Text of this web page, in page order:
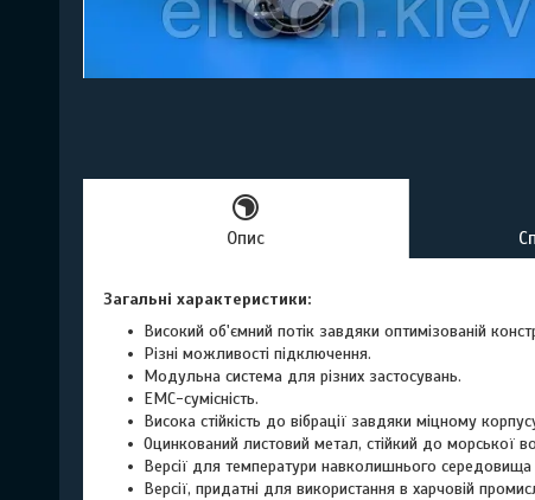
Опис
Загальні характеристики:
Високий об'ємний потік завдяки оптимізованій
Різні можливості підключення.
Модульна система для різних застосувань.
ЕМС-сумісність.
Висока стійкість до вібрації завдяки міцному
Оцинкований листовий метал, стійкий до морської
Версії для температури навколишнього
Версії, придатні для використання в харчовій